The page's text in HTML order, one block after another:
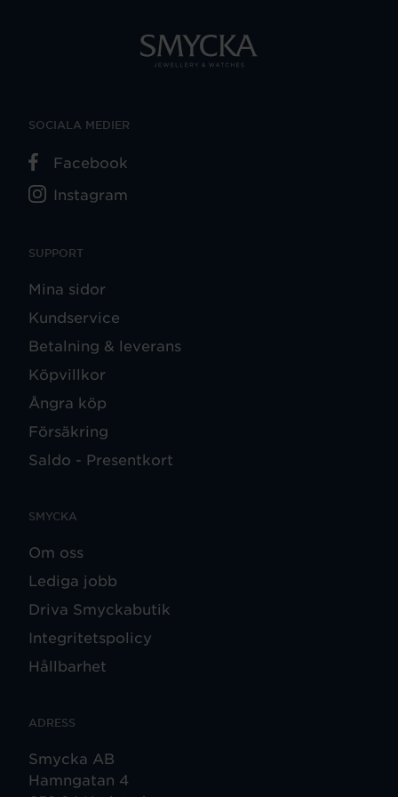
SUPPORT
Mina sidor
Kundservice
Betalning & leverans
Köpvillkor
Ångra köp
Försäkring
Saldo - Presentkort
SMYCKA
Om oss
Lediga jobb
Driva Smyckabutik
Integritetspolicy
Hållbarhet
ADRESS
Smycka AB
Hamngatan 4
SOCIALA MEDIER
Facebook
Instagram